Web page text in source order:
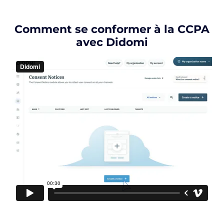
Comment se conformer à la CCPA
avec Didomi